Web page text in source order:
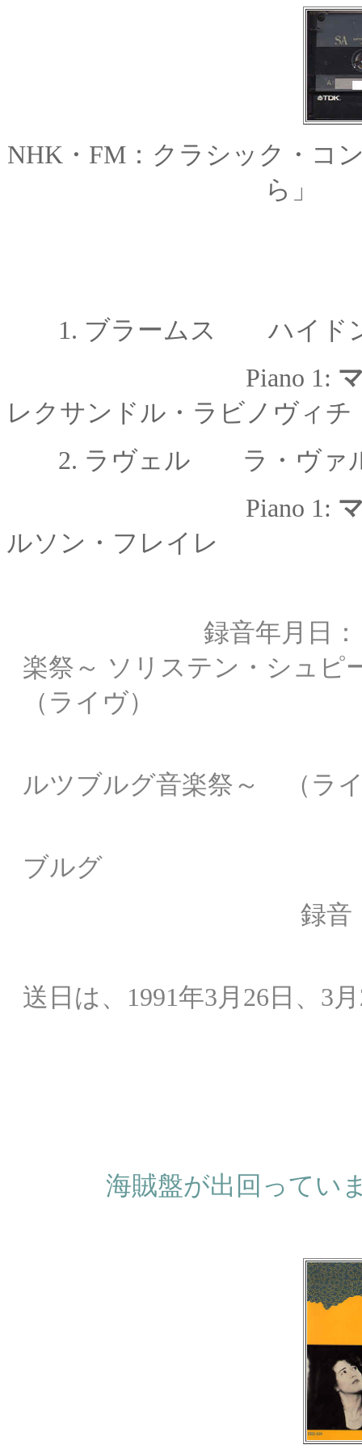
NHK・FM：クラシック・コ
ら」
1. ブラームス ハイド
Piano 1:
レクサンドル・ラビノヴィチ
2. ラヴェル ラ・ヴァ
Piano 1:
ルソン・フレイレ
録音年月日：
楽祭～ ソリステン・シュピ
（ライヴ）
ルツブルグ音楽祭～
（ラ
ブルグ
録音： オース
送日は、1991年3月26日、3
海賊盤が出回ってい